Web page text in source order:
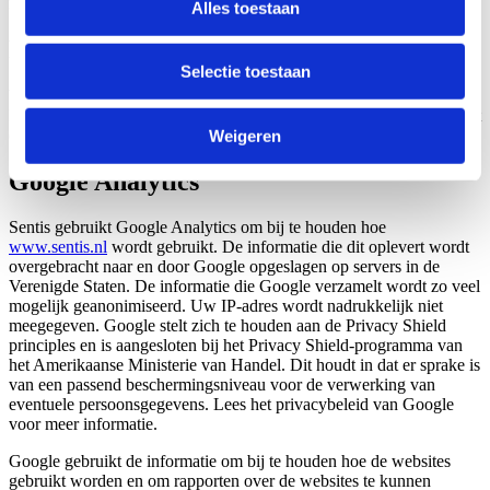
Alles toestaan
Selectie toestaan
Weigeren
Privacy
Wij hechten veel waarde aan de bescherming van uw privacy.
Daarom hebben wij een Privacy Statement waarin staat hoe er wordt
omgegaan met uw (persoons)gegevens.
Google Analytics
Sentis gebruikt Google Analytics om bij te houden hoe
www.sentis.nl wordt gebruikt. De informatie die dit oplevert wordt
overgebracht naar en door Google opgeslagen op servers in de
Verenigde Staten. De informatie die Google verzamelt wordt zo veel
mogelijk geanonimiseerd. Uw IP-adres wordt nadrukkelijk niet
meegegeven. Google stelt zich te houden aan de Privacy Shield
principles en is aangesloten bij het Privacy Shield-programma van
het Amerikaanse Ministerie van Handel. Dit houdt in dat er sprake is
van een passend beschermingsniveau voor de verwerking van
eventuele persoonsgegevens. Lees het privacybeleid van Google
voor meer informatie.
Google gebruikt de informatie om bij te houden hoe de websites
gebruikt worden en om rapporten over de websites te kunnen